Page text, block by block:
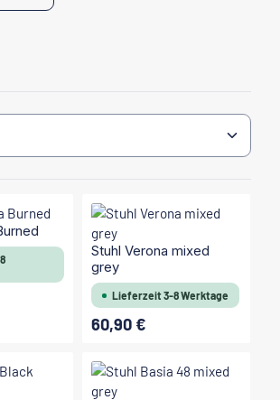
Stuhl Verona mixed
grey
Lieferzeit 3-8 Werktage
Regulärer Preis:
60,90 €